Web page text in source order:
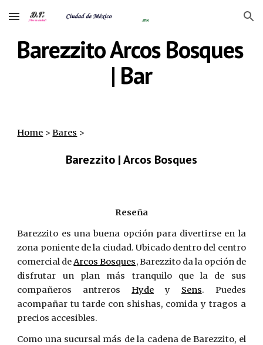
Skip to main content Skip to navigation
Barezzito Arcos Bosques
| Bar
Home ‎ > ‎Bares ‎ >
Barezzito | Arcos Bosques
Reseña
Barezzito es una buena opción para divertirse en la
zona poniente de la ciudad. Ubicado dentro del centro
comercial deArcos Bosques, Barezzito da la opción de
disfrutar un plan más tranquilo que la de sus
compañeros antrerosHyde y Sens. Puedes
acompañar tu tarde con shishas, comida y tragos a
precios accesibles.
Como una sucursal más de la cadena de Barezzito, el